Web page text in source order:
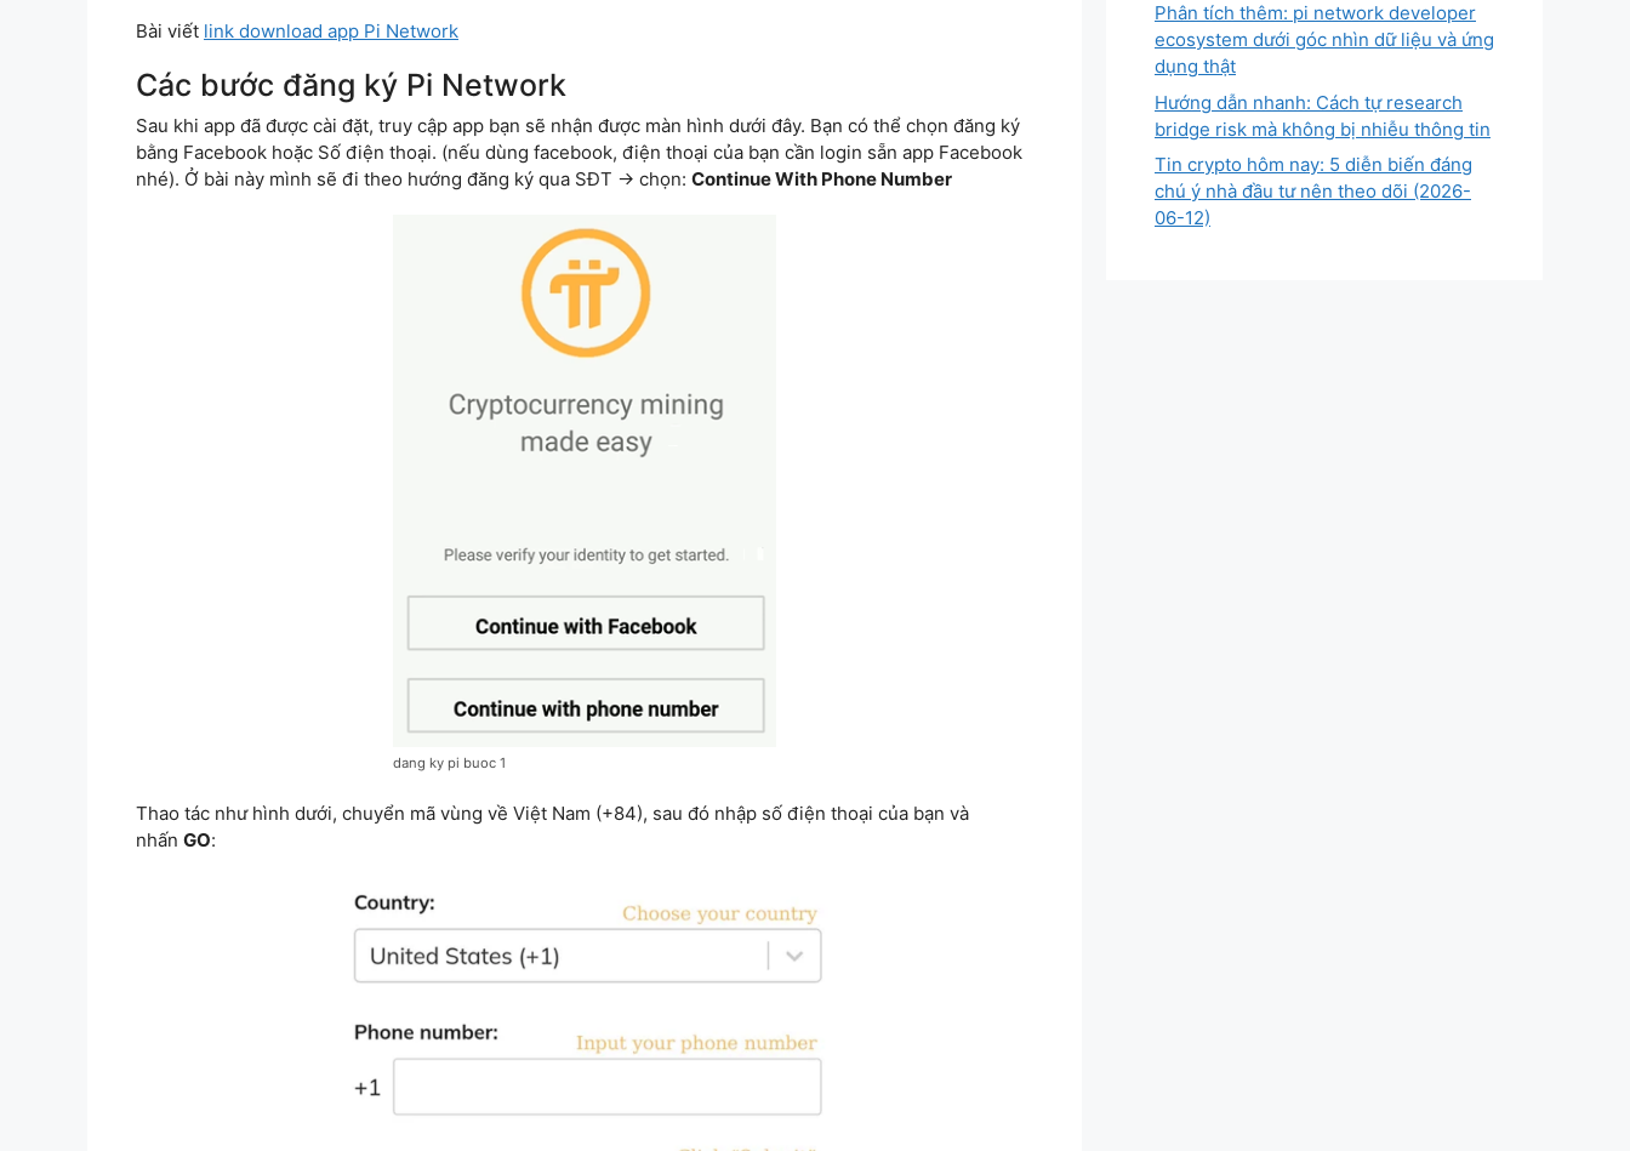
Bài viết link download app Pi Network
Các bước đăng ký Pi Network
Sau khi app đã được cài đặt, truy cập app bạn sẽ nhận được màn hình dưới đây. Bạn có thể chọn đăng ký
bằng Facebook hoặc Số điện thoại. (nếu dùng facebook, điện thoại của bạn cần login sẵn app Facebook
nhé). Ở bài này mình sẽ đi theo hướng đăng ký qua SĐT -> chọn: Continue With Phone Number
dang ky pi buoc 1
Thao tác như hình dưới, chuyển mã vùng về Việt Nam (+84), sau đó nhập số điện thoại của bạn và
nhấn GO:
Phân tích thêm: pi network developer
ecosystem dưới góc nhìn dữ liệu và ứng
dụng thật
Hướng dẫn nhanh: Cách tự research
bridge risk mà không bị nhiễu thông tin
Tin crypto hôm nay: 5 diễn biến đáng
chú ý nhà đầu tư nên theo dõi (2026-
06-12)